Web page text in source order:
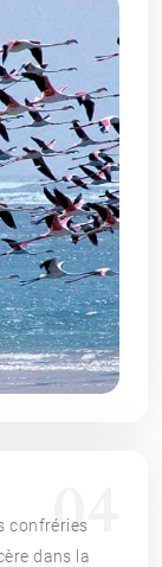
04
confréries
dans la